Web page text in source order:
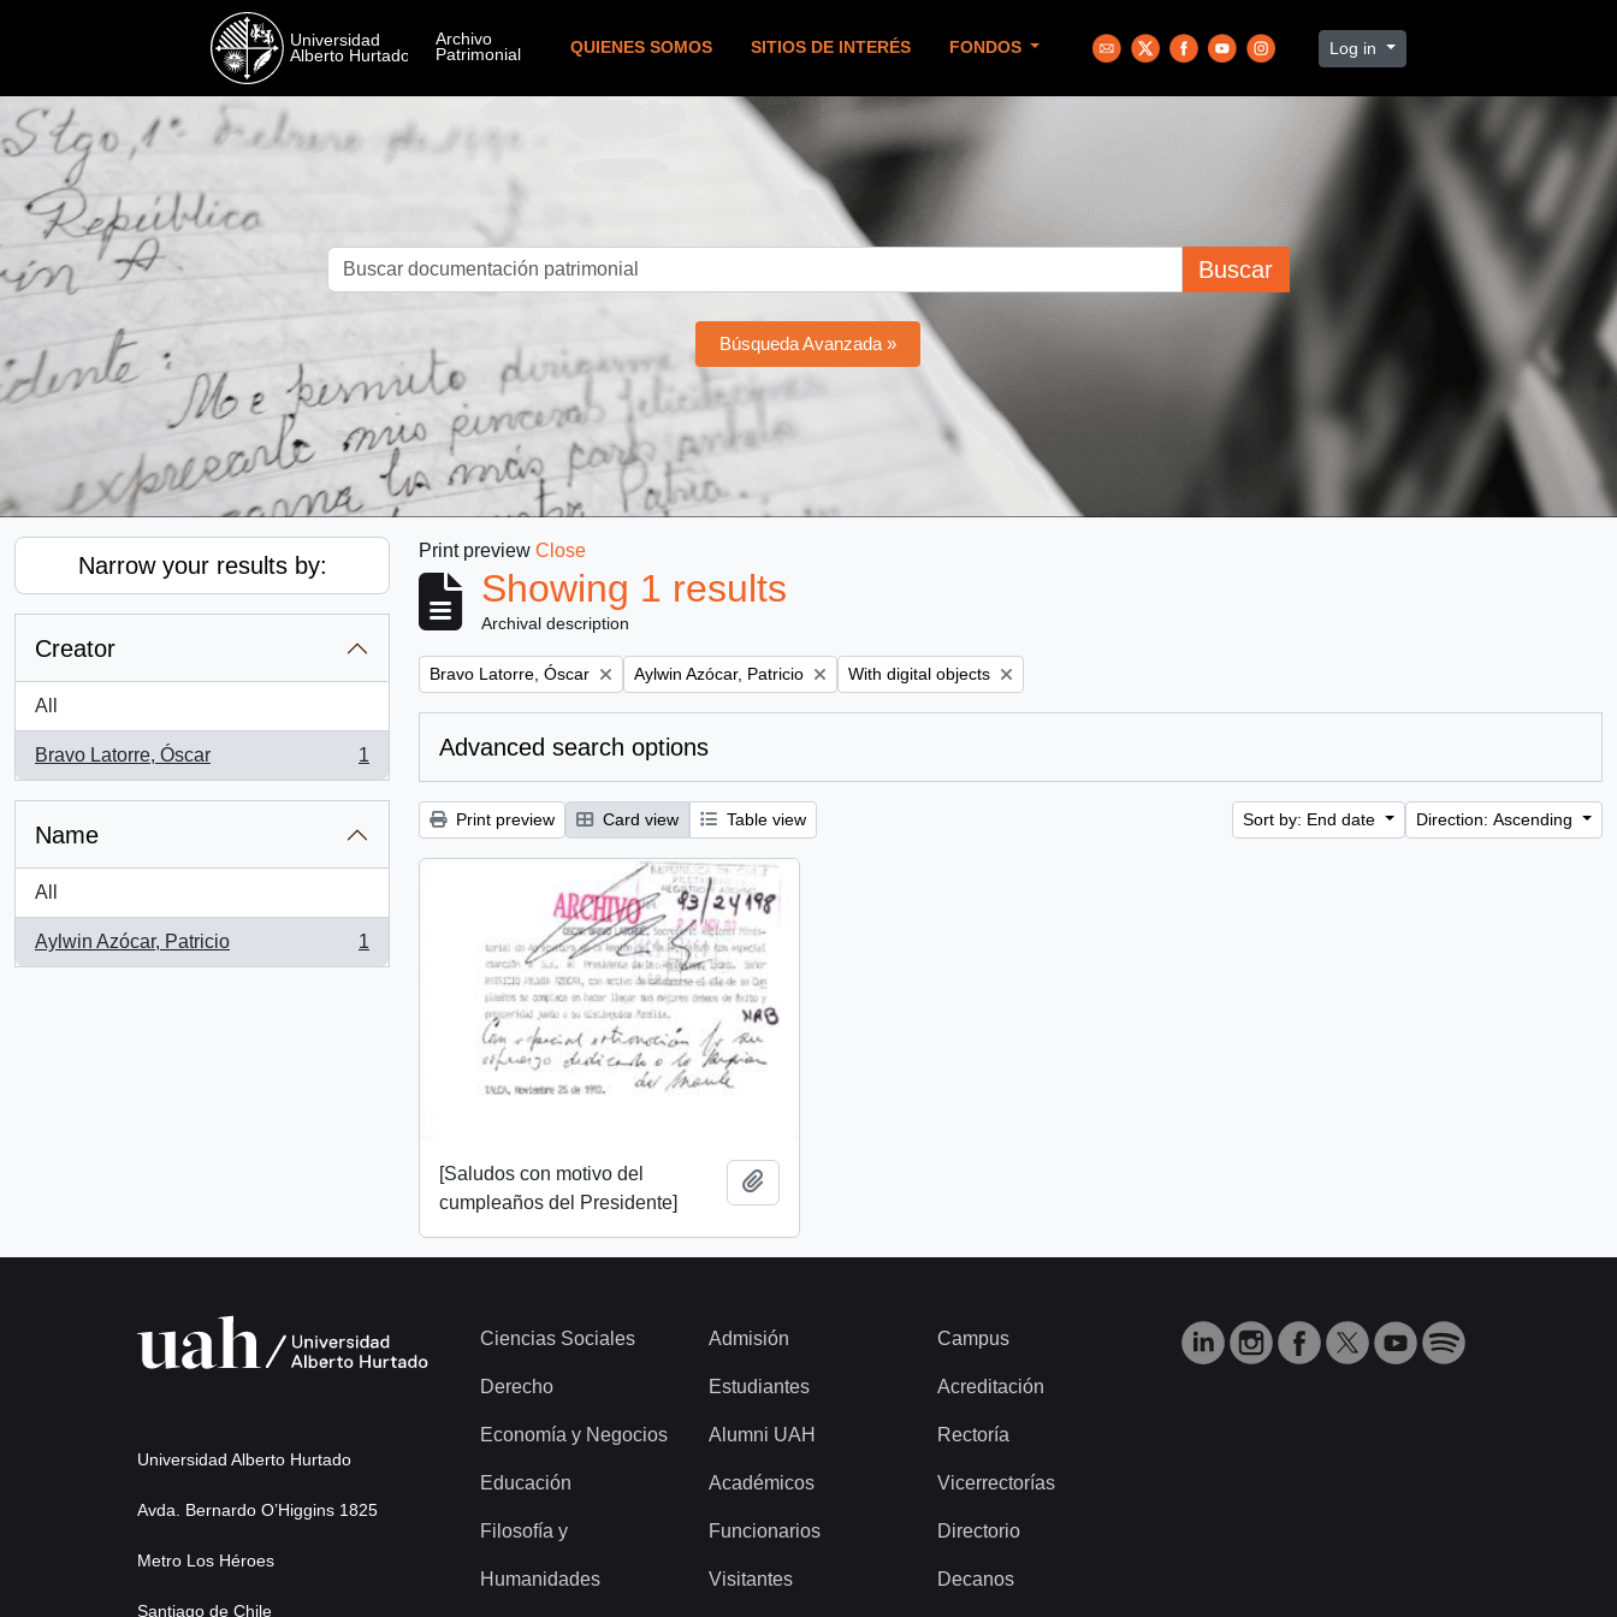
QUIENES SOMOS SITIOS DE INTERÉS FONDOS Log in
Buscar
Búsqueda Avanzada »
Narrow your results by:
Creator
All
Bravo Latorre, Óscar
, 1 results
1
Name
All
Aylwin Azócar, Patricio
, 1 results
1
Print preview Close
Showing 1 results
Archival description
Remove filter:
Bravo Latorre, Óscar Remove filter:
Aylwin Azócar, Patricio Remove filter:
With digital objects
Advanced search options
Print preview Card view Table view Sort by: End date Direction: Ascending
[Saludos con motivo del
cumpleaños del Presidente]
Universidad Alberto Hurtado
Avda. Bernardo O’Higgins 1825
Metro Los Héroes
Santiago de Chile
Ciencias Sociales
Derecho
Economía y Negocios
Educación
Filosofía y
Humanidades
Admisión
Estudiantes
Alumni UAH
Académicos
Funcionarios
Visitantes
Campus
Acreditación
Rectoría
Vicerrectorías
Directorio
Decanos